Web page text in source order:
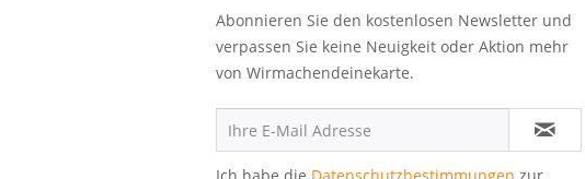
Abonnieren Sie den kostenlosen Newsletter und
verpassen Sie keine Neuigkeit oder Aktion mehr
von Wirmachendeinekarte.